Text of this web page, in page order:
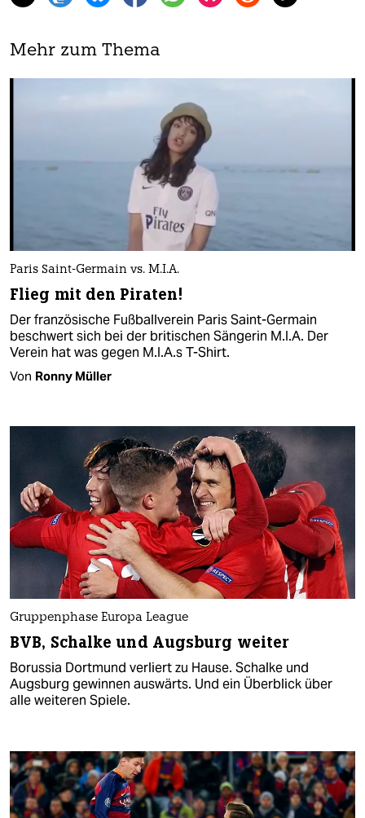
Mehr zum Thema
Paris Saint-Germain vs. M.I.A.
Flieg mit den Piraten!
Der französische Fußballverein Paris Saint-Germain
beschwert sich bei der britischen Sängerin M.I.A. Der
Verein hat was gegen M.I.A.s T-Shirt.
Von Ronny Müller
Gruppenphase Europa League
BVB, Schalke und Augsburg weiter
Borussia Dortmund verliert zu Hause. Schalke und
Augsburg gewinnen auswärts. Und ein Überblick über
alle weiteren Spiele.